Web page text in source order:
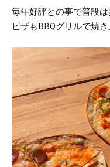
毎年好評との事で普段
ピザもBBQグリルで焼き